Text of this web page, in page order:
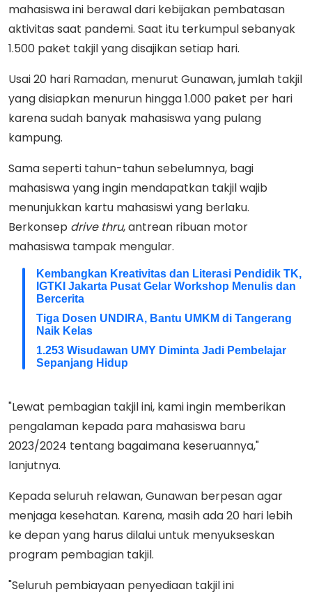
mahasiswa ini berawal dari kebijakan pembatasan
aktivitas saat pandemi. Saat itu terkumpul sebanyak
1.500 paket takjil yang disajikan setiap hari.
Usai 20 hari Ramadan, menurut Gunawan, jumlah takjil
yang disiapkan menurun hingga 1.000 paket per hari
karena sudah banyak mahasiswa yang pulang
kampung.
Sama seperti tahun-tahun sebelumnya, bagi
mahasiswa yang ingin mendapatkan takjil wajib
menunjukkan kartu mahasiswi yang berlaku.
Berkonsep drive thru, antrean ribuan motor
mahasiswa tampak mengular.
Kembangkan Kreativitas dan Literasi Pendidik TK,
IGTKI Jakarta Pusat Gelar Workshop Menulis dan
Bercerita
Tiga Dosen UNDIRA, Bantu UMKM di Tangerang
Naik Kelas
1.253 Wisudawan UMY Diminta Jadi Pembelajar
Sepanjang Hidup
"Lewat pembagian takjil ini, kami ingin memberikan
pengalaman kepada para mahasiswa baru
2023/2024 tentang bagaimana keseruannya,"
lanjutnya.
Kepada seluruh relawan, Gunawan berpesan agar
menjaga kesehatan. Karena, masih ada 20 hari lebih
ke depan yang harus dilalui untuk menyukseskan
program pembagian takjil.
"Seluruh pembiayaan penyediaan takjil ini